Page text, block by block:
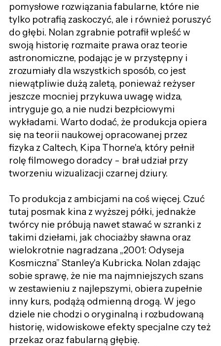
pomysłowe rozwiązania fabularne, które nie
tylko potrafią zaskoczyć, ale i również poruszyć
do głębi. Nolan zgrabnie potrafił wpleść w
swoją historię rozmaite prawa oraz teorie
astronomiczne, podając je w przystępny i
zrozumiały dla wszystkich sposób, co jest
niewątpliwie dużą zaletą, ponieważ reżyser
jeszcze mocniej przykuwa uwagę widza,
intryguje go, a nie nudzi bezpłciowymi
wykładami. Warto dodać, że produkcja opiera
się na teorii naukowej opracowanej przez
fizyka z Caltech, Kipa Thorne'a, który pełnił
rolę filmowego doradcy - brał udział przy
tworzeniu wizualizacji czarnej dziury.
To produkcja z ambicjami na coś więcej. Czuć
tutaj posmak kina z wyższej półki, jednakże
twórcy nie próbują nawet stawać w szranki z
takimi dziełami, jak chociażby sławna oraz
wielokrotnie nagradzana „2001: Odyseja
Kosmiczna” Stanley'a Kubricka. Nolan zdając
sobie sprawę, że nie ma najmniejszych szans
w zestawieniu z najlepszymi, obiera zupełnie
inny kurs, podążą odmienną drogą. W jego
dziele nie chodzi o oryginalną i rozbudowaną
historię, widowiskowe efekty specjalne czy też
przekaz oraz fabularną głębię.